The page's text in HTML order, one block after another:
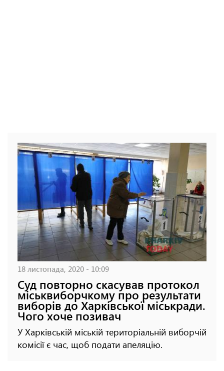
18 листопада, 2020 - 10:09
Суд повторно скасував протокол
міськвиборчкому про результати
виборів до Харківської міськради.
Чого хоче позивач
У Харківській міській територіальній виборчій
комісії є час, щоб подати апеляцію.